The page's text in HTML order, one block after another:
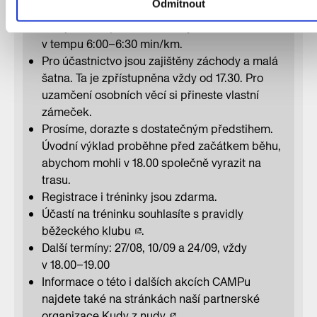
Odmítnout
Běh je určen pro začátečníky. Poběžíme
v tempu 6:00–6:30 min/km.
Pro účastnictvo jsou zajištěny záchody a malá
šatna. Ta je zpřístupněna vždy od 17.30. Pro
uzamčení osobních věcí si přineste vlastní
zámeček.
Prosíme, dorazte s dostatečným předstihem.
Úvodní výklad proběhne před začátkem běhu,
abychom mohli v 18.00 společně vyrazit na
trasu.
Registrace i tréninky jsou zdarma.
Účastí na tréninku souhlasíte s pravidly
běžeckého klubu
.
Další termíny: 27/08, 10/09 a 24/09, vždy
v 18.00–19.00
Informace o této i dalších akcích CAMPu
najdete také na stránkách naší partnerské